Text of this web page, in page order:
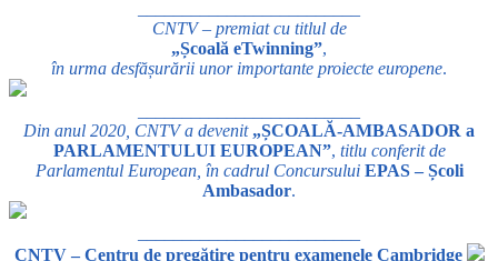
CNTV – premiat cu titlul de
„Școală eTwinning”,
în urma desfășurării unor importante proiecte europene.
Din anul 2020, CNTV a devenit „ȘCOALĂ-AMBASADOR a
PARLAMENTULUI EUROPEAN”, titlu conferit de
Parlamentul European, în cadrul Concursului EPAS – Școli
Ambasador.
CNTV – Centru de pregătire pentru examenele Cambridge